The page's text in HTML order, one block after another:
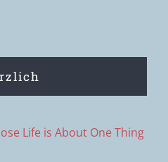
Life is About One Thing